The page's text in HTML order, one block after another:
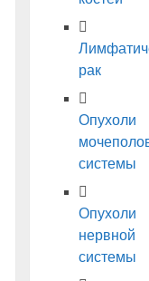
рак
Опухоли
системы
Опухоли
нервной
системы